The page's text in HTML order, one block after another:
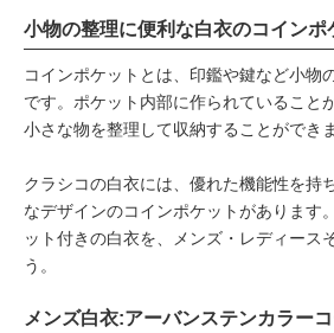
小物の整理に便利な白衣のコインポ
コインポケットとは、印鑑や鍵など小物
です。ポケット内部に作られていること
小さな物を整理して収納することができま
クラシコの白衣には、優れた機能性を持
なデザインのコインポケットがあります
ット付きの白衣を、メンズ・レディース
う。
メンズ白衣:アーバンステンカラー